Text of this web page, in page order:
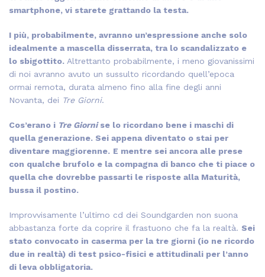
smartphone, vi starete grattando la testa.
I più, probabilmente, avranno un’espressione anche solo
idealmente a mascella disserrata, tra lo scandalizzato e
lo sbigottito. Altrettanto probabilmente, i meno giovanissimi
di noi avranno avuto un sussulto ricordando quell’epoca
ormai remota, durata almeno fino alla fine degli anni
Novanta, dei Tre Giorni.
Cos’erano i Tre Giornise lo ricordano bene i maschi di
quella generazione. Sei appena diventato o stai per
diventare maggiorenne. E mentre sei ancora alle prese
con qualche brufolo e la compagna di banco che ti piace o
quella che dovrebbe passarti le risposte alla Maturità,
bussa il postino.
Improvvisamente l’ultimo cd dei Soundgarden non suona
abbastanza forte da coprire il frastuono che fa la realtà. Sei
stato convocato in caserma per la tre giorni (io ne ricordo
due in realtà) di test psico-fisici e attitudinali per l’anno
di leva obbligatoria.